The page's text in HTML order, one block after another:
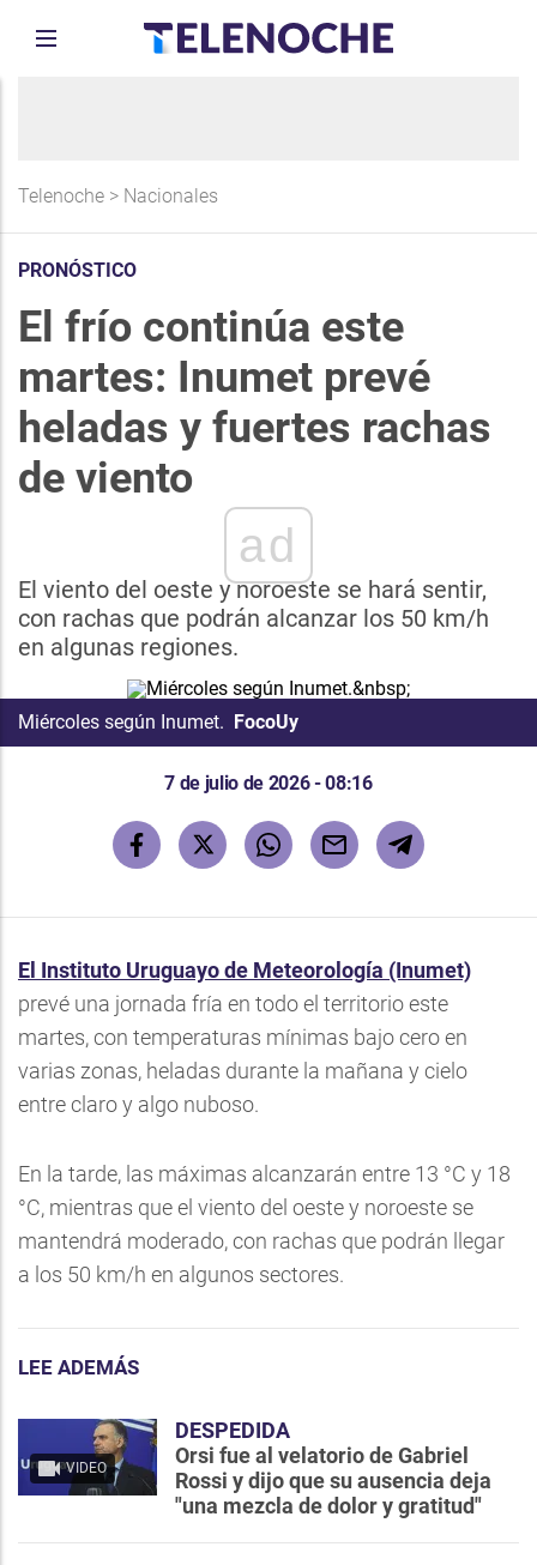
Telenoche > Nacionales
PRONÓSTICO
El frío continúa este
martes: Inumet prevé
heladas y fuertes rachas
de viento
ad
El viento del oeste y noroeste se hará sentir,
con rachas que podrán alcanzar los 50 km/h
en algunas regiones.
Miércoles según Inumet. FocoUy
7 de julio de 2026 - 08:16
El Instituto Uruguayo de Meteorología (Inumet)
prevé una jornada fría en todo el territorio este
martes, con temperaturas mínimas bajo cero en
varias zonas, heladas durante la mañana y cielo
entre claro y algo nuboso.
En la tarde, las máximas alcanzarán entre 13 °C y 18
°C, mientras que el viento del oeste y noroeste se
mantendrá moderado, con rachas que podrán llegar
a los 50 km/h en algunos sectores.
LEE ADEMÁS
VIDEO
DESPEDIDA
Orsi fue al velatorio de Gabriel
Rossi y dijo que su ausencia deja
"una mezcla de dolor y gratitud"